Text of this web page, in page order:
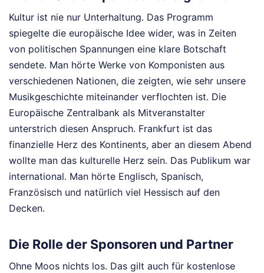
Kultur ist nie nur Unterhaltung. Das Programm
spiegelte die europäische Idee wider, was in Zeiten
von politischen Spannungen eine klare Botschaft
sendete. Man hörte Werke von Komponisten aus
verschiedenen Nationen, die zeigten, wie sehr unsere
Musikgeschichte miteinander verflochten ist. Die
Europäische Zentralbank als Mitveranstalter
unterstrich diesen Anspruch. Frankfurt ist das
finanzielle Herz des Kontinents, aber an diesem Abend
wollte man das kulturelle Herz sein. Das Publikum war
international. Man hörte Englisch, Spanisch,
Französisch und natürlich viel Hessisch auf den
Decken.
Die Rolle der Sponsoren und Partner
Ohne Moos nichts los. Das gilt auch für kostenlose